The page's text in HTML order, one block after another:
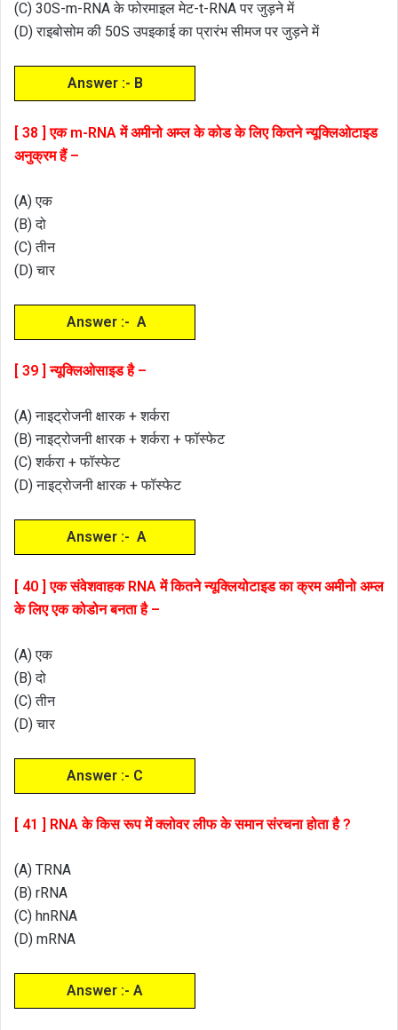
(C) 30S-m-RNA के फोरमाइल मेट-t-RNA पर जुड़ने में
(D) राइबोसोम की 50S उपइकाई का प्रारंभ सीमज पर जुड़ने में
Answer :- B
[ 38 ] एक m-RNA में अमीनो अम्ल के कोड के लिए कितने न्यूक्लिओटाइड
अनुक्रम हैं –
(A) एक
(B) दो
(C) तीन
(D) चार
Answer :- A
[ 39 ] न्यूक्लिओसाइड है –
(A) नाइट्रोजनी क्षारक + शर्करा
(B) नाइट्रोजनी क्षारक + शर्करा + फॉस्फेट
(C) शर्करा + फॉस्फेट
(D) नाइट्रोजनी क्षारक + फॉस्फेट
Answer :- A
[ 40 ] एक संवेशवाहक RNA में कितने न्यूक्लियोटाइड का क्रम अमीनो अम्ल
के लिए एक कोडोन बनता है –
(A) एक
(B) दो
(C) तीन
(D) चार
Answer :- C
[ 41 ] RNA के किस रूप में क्लोवर लीफ के समान संरचना होता है ?
(A) TRNA
(B) rRNA
(C) hnRNA
(D) mRNA
Answer :- A